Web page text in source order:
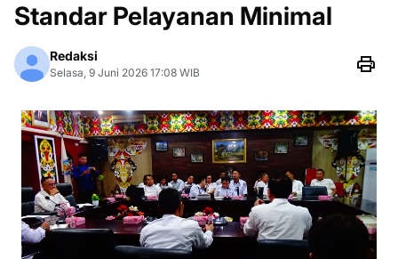
Standar Pelayanan Minimal
Redaksi
Selasa, 9 Juni 2026 17:08 WIB